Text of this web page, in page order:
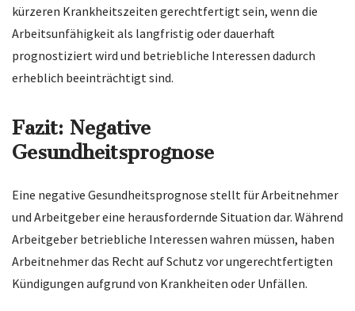
kürzeren Krankheitszeiten gerechtfertigt sein, wenn die
Arbeitsunfähigkeit als langfristig oder dauerhaft
prognostiziert wird und betriebliche Interessen dadurch
erheblich beeinträchtigt sind.
Fazit: Negative
Gesundheitsprognose
Eine negative Gesundheitsprognose stellt für Arbeitnehmer
und Arbeitgeber eine herausfordernde Situation dar. Während
Arbeitgeber betriebliche Interessen wahren müssen, haben
Arbeitnehmer das Recht auf Schutz vor ungerechtfertigten
Kündigungen aufgrund von Krankheiten oder Unfällen.